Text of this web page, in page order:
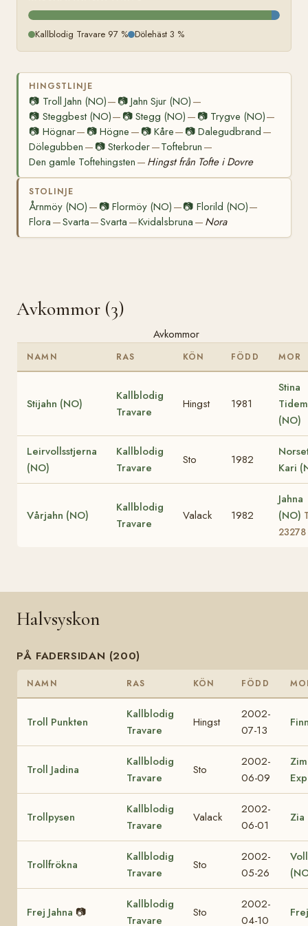
Kallblodig Travare 97 % Dölehäst 3 %
HINGSTLINJE
📷 Troll Jahn (NO)— 📷Jahn Sjur (NO) —
📷 Steggbest (NO)— 📷Stegg (NO) — 📷 Trygve (NO)—
📷 Högnar— 📷Högne — 📷 Kåre— 📷 Dalegudbrand —
Dölegubben — 📷Sterkoder—Toftebrun —
Den gamle Toftehingsten — Hingst från Tofte i Dovre
STOLINJE
Årnmöy (NO) — 📷Flormöy (NO) —📷 Florild (NO)—
Flora —Svarta—Svarta —Kvidalsbruna — Nora
Avkommor (3)
Avkommor
NAMN RAS KÖN FÖDD MOR
Stijahn (NO)
Kallblodig
Travare
Hingst 1981
Stina
(NO)
Leirvollsstjerna
(NO)
Kallblodig
Travare
Sto 1982
Kari
Vårjahn (NO)
Kallblodig
Travare
Valack 1982
Jahna
(NO)
23278
Halvsyskon
PÅ FADERSIDAN (200)
NAMN RAS KÖN FÖDD
Troll Punkten
Kallblodig
Travare
Hingst
2002-
07-13
Troll Jadina
Kallblodig
Travare
Sto
2002-
06-09
Trollpysen
Kallblodig
Travare
Valack
2002-
06-01
Zia
Trollfrökna
Kallblodig
Travare
Sto
2002-
05-26
Frej Jahna 📷
Kallblodig
Travare
Sto
2002-
04-10